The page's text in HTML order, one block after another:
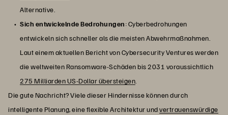
Alternative.
Sich entwickelnde Bedrohungen: Cyberbedrohungen
entwickeln sich schneller als die meisten Abwehrmaßnahmen.
Laut einem aktuellen Bericht von Cybersecurity Ventures werden
die weltweiten Ransomware-Schäden bis 2031 voraussichtlich
275 Milliarden US-Dollar übersteigen.
Die gute Nachricht? Viele dieser Hindernisse können durch
intelligente Planung, eine flexible Architektur undvertrauenswürdige